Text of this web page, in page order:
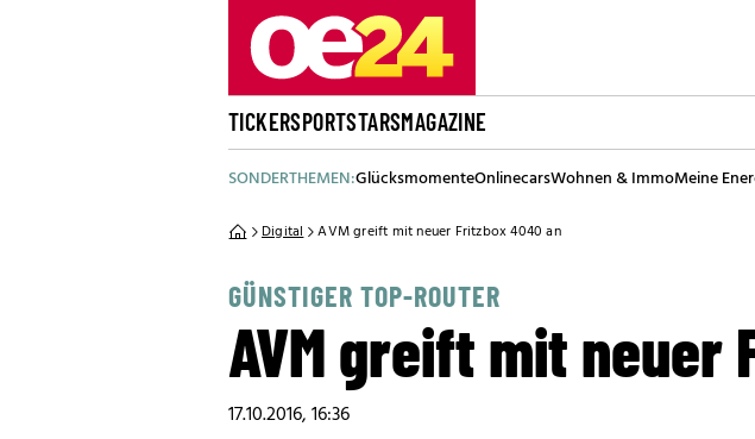
TICKERSPORTSTARSMAGAZINE
SONDERTHEMEN:GlücksmomenteOnlinecarsWohnen & ImmoMeine
Digital AVM greift mit neuer Fritzbox 4040 an
GÜNSTIGER TOP-ROUTER
AVM greift mit neuer
17.10.2016, 16:36